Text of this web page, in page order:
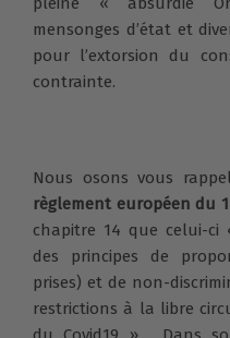
mensonges d’état et
pour l’extorsion du
contrainte.
Nous osons vous
règlement européen du
chapitre 14 que celui-ci
des principes de
prises) et de non-
restrictions à la libre